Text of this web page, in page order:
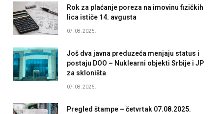
Rok za plaćanje poreza na imovinu fizičkih
lica ističe 14. avgusta
07.08.2025.
Još dva javna preduzeća menjaju status i
postaju DOO – Nuklearni objekti Srbije i JP
za skloništa
07.08.2025.
Pregled štampe – četvrtak 07.08.2025.